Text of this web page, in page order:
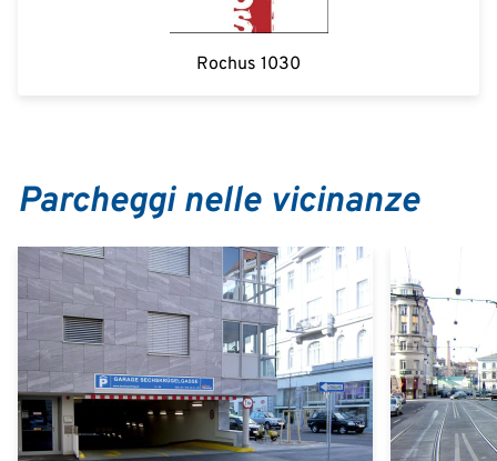
Rochus 1030
Parcheggi nelle vicinanze